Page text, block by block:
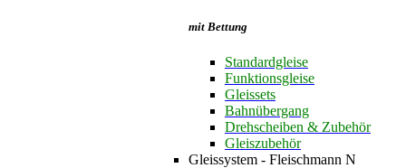
mit Bettung
Standardgleise
Funktionsgleise
Gleissets
Bahnübergang
Drehscheiben & Zubehör
Gleiszubehör
Gleissystem - Fleischmann N